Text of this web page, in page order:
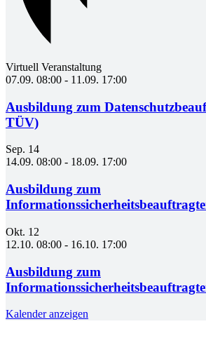
Virtuell Veranstaltung
07.09. 08:00 - 11.09. 17:00
Ausbildung zum
TÜV)
Sep. 14
14.09. 08:00 - 18.09. 17:00
Ausbildung zum
Okt. 12
12.10. 08:00 - 16.10. 17:00
Ausbildung zum
Kalender anzeigen